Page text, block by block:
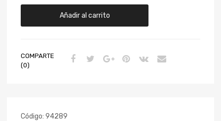
Añadir al carrito
COMPARTE
(0)
Código: 94289